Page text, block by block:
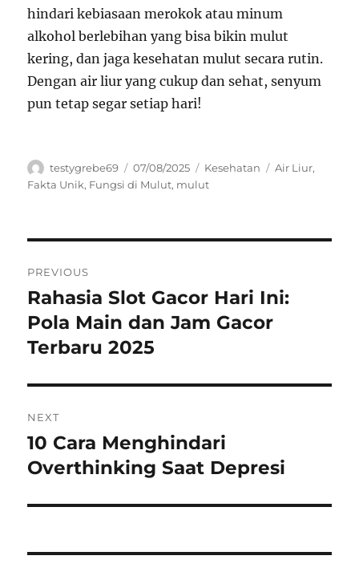
hindari kebiasaan merokok atau minum
alkohol berlebihan yang bisa bikin mulut
kering, dan jaga kesehatan mulut secara rutin.
Dengan air liur yang cukup dan sehat, senyum
pun tetap segar setiap hari!
Author
testygrebe69
Posted
on
07/08/2025 Categories
Kesehatan Tags
Air Liur,
Fakta Unik, Fungsi di Mulut, mulut
pos
PREVIOUS
Previous
post:
Rahasia Slot Gacor Hari Ini:
Pola Main dan Jam Gacor
Terbaru 2025
NEXT
Next
post:
10 Cara Menghindari
Overthinking Saat Depresi